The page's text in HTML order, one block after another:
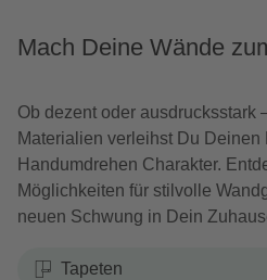
Mach Deine Wände
Ob dezent oder ausdrucksstark
Materialien verleihst Du Deinen
Handumdrehen Charakter.
Möglichkeiten für stilvolle
neuen Schwung in Dein
Tapeten